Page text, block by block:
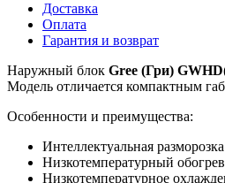
Доставка
Оплата
Гарантия и возврат
Наружный блок Gree (Гри)
Модель отличается компактным
Особенности и преимущества:
Интеллектуальная разморозка
Низкотемпературный обогрев
Низкотемпературное